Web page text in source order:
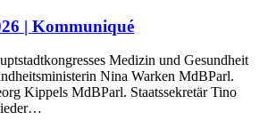
| Kommuniqué
Medizin und Gesundheit
Nina Warken MdBParl.
Kippels MdBParl. Staatssekretär Tino